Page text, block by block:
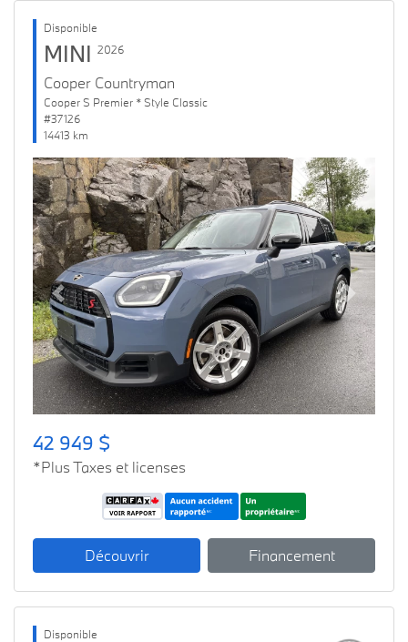
Disponible
MINI 2026
Cooper Countryman
Cooper S Premier * Style Classic
#37126
14413 km
Previous Next
42 949 $
*Plus Taxes et licenses
Découvrir Financement
Disponible